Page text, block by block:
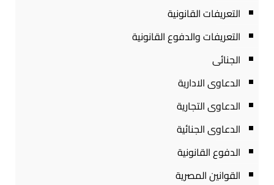
التعريفات القانونية
التعريفات والدفوع القانونية
الجنائى
الدعاوى الادارية
الدعاوى التجارية
الدعاوى الجنائية
الدفوع القانونية
القوانين المصرية